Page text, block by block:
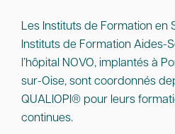
Les Instituts de Formation en
Instituts de Formation Aides-
l’hôpital NOVO, implantés à
sur-Oise, sont coordonnés
QUALIOPI® pour leurs
continues.